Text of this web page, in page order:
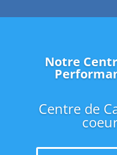
Notre
Centre de